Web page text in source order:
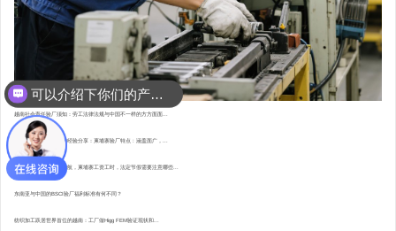
越南社会责任验厂须知：劳工法律法规与中国不一样的方方面面...
东南亚资深验厂顾问的经验分享：柬埔寨验厂特点 : 涵盖面广，...
直赴柬埔寨，为验厂护航，柬埔寨工资工时，法定节假需要注意哪些...
东南亚与中国的BSCI验厂福利标准有何不同？
纺织加工跃居世界首位的越南：工厂做Higg FEM验证现状和...